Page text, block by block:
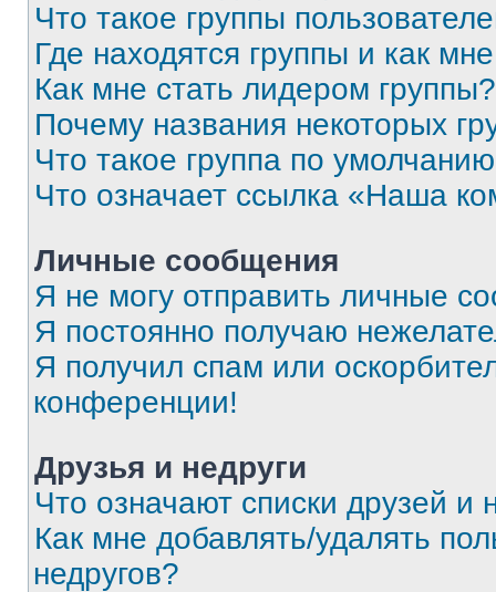
Что такое группы
Где находятся группы и как
Как мне стать лидером группы?
Почему названия некоторых
Что такое группа по
Что означает ссылка «Наша
Личные сообщения
Я не могу отправить личные
Я постоянно получаю
Я получил спам или
конференции!
Друзья и недруги
Что означают списки друзей и
Как мне добавлять/удалять
недругов?